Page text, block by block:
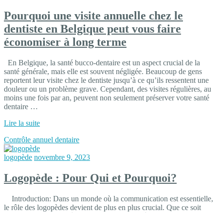
Pourquoi une visite annuelle chez le
dentiste en Belgique peut vous faire
économiser à long terme
En Belgique, la santé bucco-dentaire est un aspect crucial de la
santé générale, mais elle est souvent négligée. Beaucoup de gens
reportent leur visite chez le dentiste jusqu’à ce qu’ils ressentent une
douleur ou un problème grave. Cependant, des visites régulières, au
moins une fois par an, peuvent non seulement préserver votre santé
dentaire …
Lire la suite
Contrôle annuel dentaire
logopède novembre 9, 2023
Logopède : Pour Qui et Pourquoi?
Introduction: Dans un monde où la communication est essentielle,
le rôle des logopèdes devient de plus en plus crucial. Que ce soit